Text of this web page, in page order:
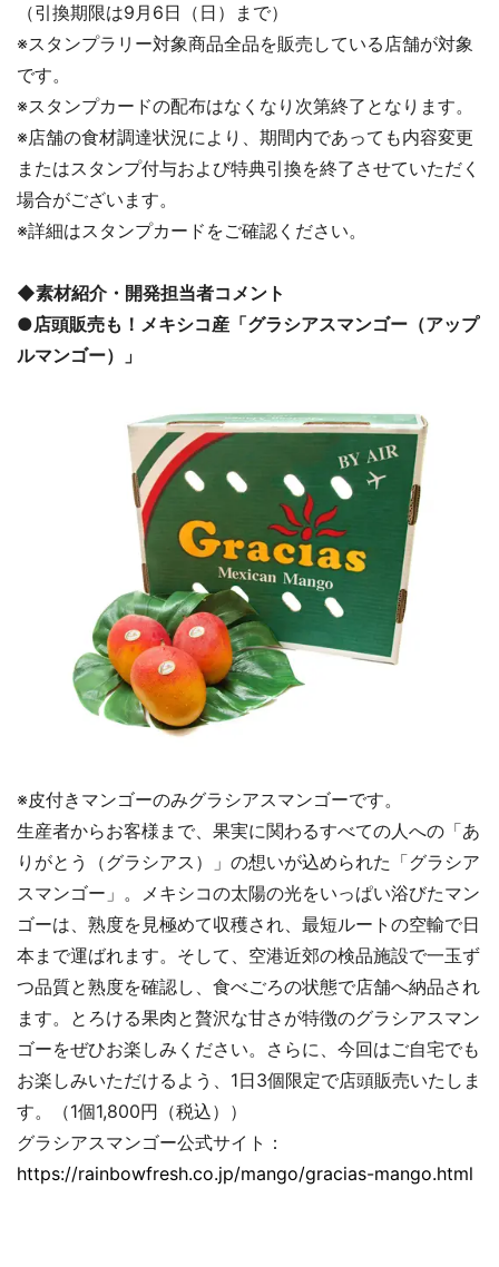
（引換期限は9月6日（日）まで）
※スタンプラリー対象商品全品を販売している店舗が対象
です。
※スタンプカードの配布はなくなり次第終了となります。
※店舗の食材調達状況により、期間内であっても内容変更
またはスタンプ付与および特典引換を終了させていただく
場合がございます。
※詳細はスタンプカードをご確認ください。
◆素材紹介・開発担当者コメント
●店頭販売も！メキシコ産「グラシアスマンゴー（アップ
ルマンゴー）」
※皮付きマンゴーのみグラシアスマンゴーです。
生産者からお客様まで、果実に関わるすべての人への「あ
りがとう（グラシアス）」の想いが込められた「グラシア
スマンゴー」。メキシコの太陽の光をいっぱい浴びたマン
ゴーは、熟度を見極めて収穫され、最短ルートの空輸で日
本まで運ばれます。そして、空港近郊の検品施設で一玉ず
つ品質と熟度を確認し、食べごろの状態で店舗へ納品され
ます。とろける果肉と贅沢な甘さが特徴のグラシアスマン
ゴーをぜひお楽しみください。さらに、今回はご自宅でも
お楽しみいただけるよう、1日3個限定で店頭販売いたしま
す。（1個1,800円（税込））
グラシアスマンゴー公式サイト：
https://rainbowfresh.co.jp/mango/gracias-mango.html